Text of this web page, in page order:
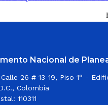
Nacional de
26 # 13-19, Piso 1° -
Colombia
110311